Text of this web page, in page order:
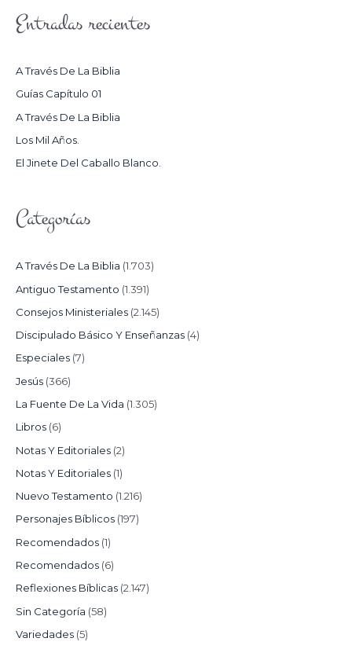
C
R
:
Entradas recientes
A Través De La Biblia
Guías Capítulo 01
A Través De La Biblia
Los Mil Años.
El Jinete Del Caballo Blanco.
Categorías
A Través De La Biblia (1.703)
Antiguo Testamento (1.391)
Consejos Ministeriales (2.145)
Discipulado Básico Y Enseñanzas (4)
Especiales (7)
Jesús (366)
La Fuente De La Vida (1.305)
Libros (6)
Notas Y Editoriales (2)
Notas Y Editoriales (1)
Nuevo Testamento (1.216)
Personajes Bíblicos (197)
Recomendados (1)
Recomendados (6)
Reflexiones Bíblicas (2.147)
Sin Categoría (58)
Variedades (5)